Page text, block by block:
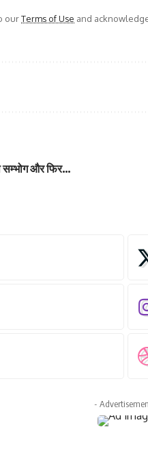
ourTerms of Use and
सम्भोग और फिर…
-